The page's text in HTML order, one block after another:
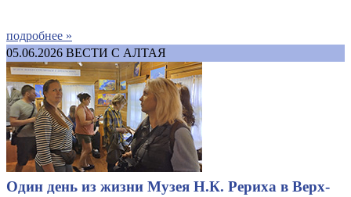
подробнее »
05.06.2026 ВЕСТИ С АЛТАЯ
Один день из жизни Музея Н.К. Рериха в Верх-